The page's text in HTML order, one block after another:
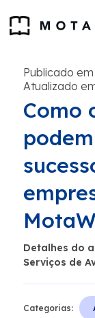
Publicado
Atualizado
Como
Detalhes do
Serviços de
Categorias: